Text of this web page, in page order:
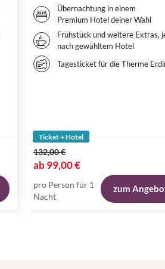
Übernachtung in einem
Premium Hotel deiner Wahl
Frühstück und weitere Extras,
nach gewähltem Hotel
Tagesticket für die Therme
Ticket + Hotel
132,00 €
ab99,00 €
pro Person für 1
Nacht
zum